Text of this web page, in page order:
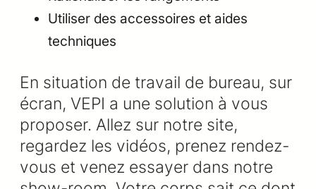
Utiliser des accessoires et aides
techniques
En situation de travail de bureau, sur
écran, VEPI a une solution à vous
proposer. Allez sur notre site,
regardez les vidéos, prenez rendez-
vous et venez essayer dans notre